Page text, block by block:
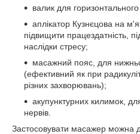
валик для
аплікатор Кузнєцова на
підвищити працездатність,
наслідки стресу;
масажний пояс, для
(ефективний як при
різних захворювань);
акупунктурних килимок,
нервів.
Застосовувати масажер можна